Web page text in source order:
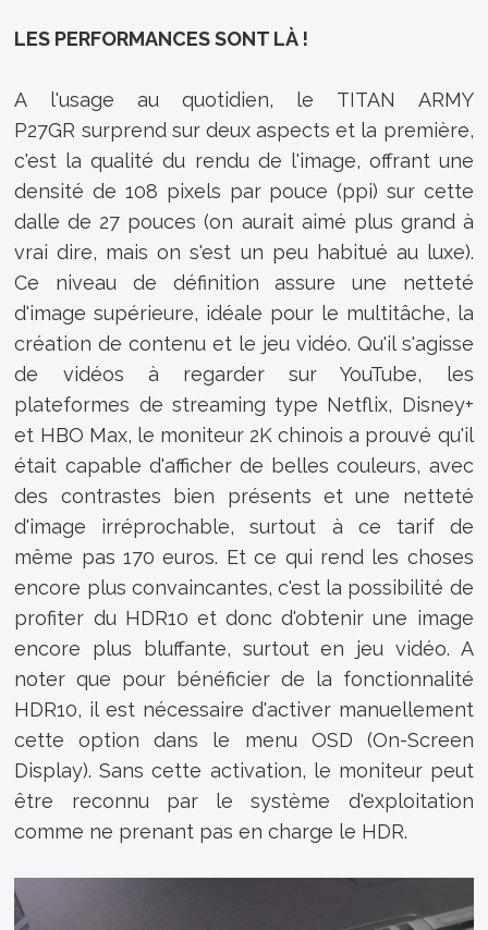
LES PERFORMANCES SONT LÀ !
A l'usage au quotidien, le TITAN ARMY
P27GR surprend sur deux aspects et la première,
c'est la qualité du rendu de l'image, offrant une
densité de 108 pixels par pouce (ppi) sur cette
dalle de 27 pouces (on aurait aimé plus grand à
vrai dire, mais on s'est un peu habitué au luxe).
Ce niveau de définition assure une netteté
d'image supérieure, idéale pour le multitâche, la
création de contenu et le jeu vidéo. Qu'il s'agisse
de vidéos à regarder sur YouTube, les
plateformes de streaming type Netflix, Disney+
et HBO Max, le moniteur 2K chinois a prouvé qu'il
était capable d'afficher de belles couleurs, avec
des contrastes bien présents et une netteté
d'image irréprochable, surtout à ce tarif de
même pas 170 euros. Et ce qui rend les choses
encore plus convaincantes, c'est la possibilité de
profiter du HDR10 et donc d'obtenir une image
encore plus bluffante, surtout en jeu vidéo. A
noter que pour bénéficier de la fonctionnalité
HDR10, il est nécessaire d'activer manuellement
cette option dans le menu OSD (On-Screen
Display). Sans cette activation, le moniteur peut
être reconnu par le système d'exploitation
comme ne prenant pas en charge le HDR.